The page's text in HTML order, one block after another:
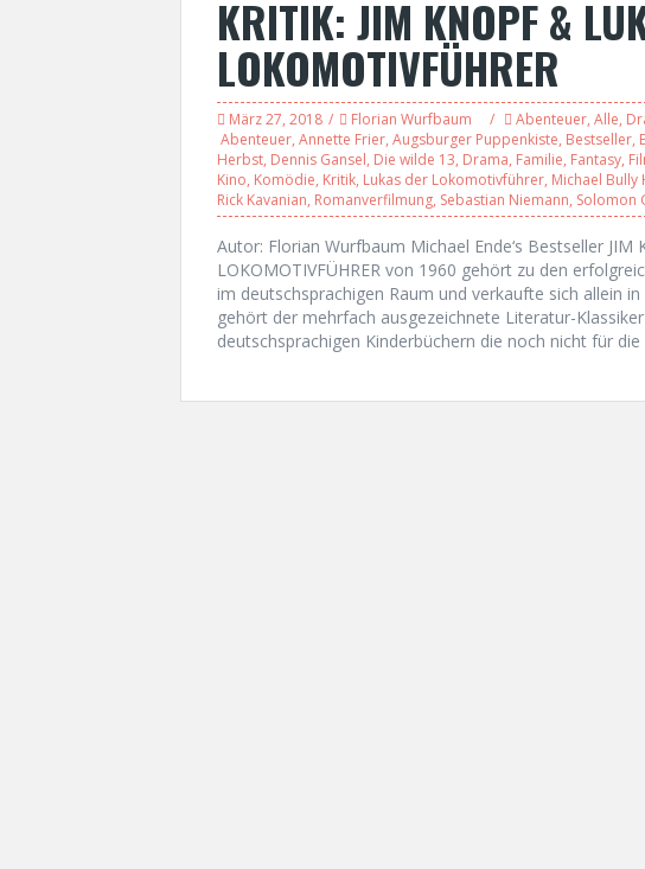
KRITIK: JIM KNOPF &
LOKOMOTIVFÜHRER
März 27, 2018 Florian Wurfbaum Abenteuer, Alle,
Abenteuer, Annette Frier, Augsburger Puppenkiste, Bestseller,
Herbst, Dennis Gansel, Die wilde 13, Drama, Familie, Fantasy,
Kino, Komödie, Kritik, Lukas der Lokomotivführer, Michael Bully
Rick Kavanian, Romanverfilmung, Sebastian Niemann, Solomon
Autor: Florian Wurfbaum Michael Ende‘s Bestseller JIM
LOKOMOTIVFÜHRER von 1960 gehört zu den
im deutschsprachigen Raum und verkaufte sich allein
gehört der mehrfach ausgezeichnete Literatur-
deutschsprachigen Kinderbüchern die noch nicht für